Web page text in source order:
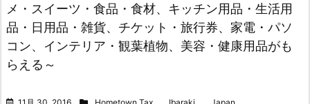
メ・スイーツ・食品・食材、キッチン用品・生活用
品・日用品・雑貨、チケット・旅行券、家電・パソ
コン、インテリア・観葉植物、美容・健康用品がも
らえる～